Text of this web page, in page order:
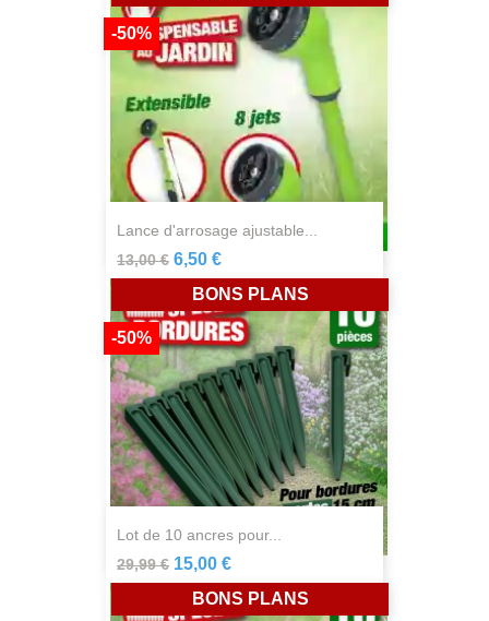
lance d'arrosage ajustable...
13,00 €
-50%
6,50 €
lot de 10 ancres pour...
29,99 €
-50%
15,00 €
BONS PLANS
BONS PLANS